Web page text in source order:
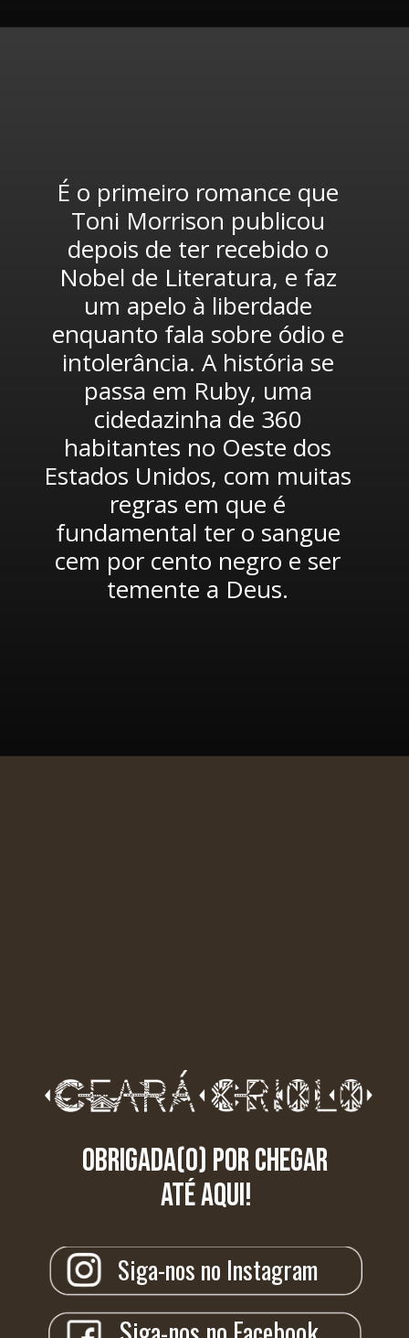
É o primeiro romance que
Toni Morrison publicou
depois de ter recebido o
Nobel de Literatura, e faz
um apelo à liberdade
enquanto fala sobre ódio e
intolerância. A história se
passa em Ruby, uma
cidedazinha de 360
habitantes no Oeste dos
Estados Unidos, com muitas
regras em que é
fundamental ter o sangue
cem por cento negro e ser
temente a Deus.
Obrigada(o) por chegar
até aqui!
Siga-nos no Instagram